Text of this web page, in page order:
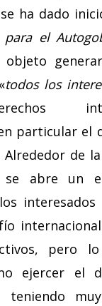
ha dado
para el
todos los
particular el
de
abre un
pero
ejercer el
teniendo